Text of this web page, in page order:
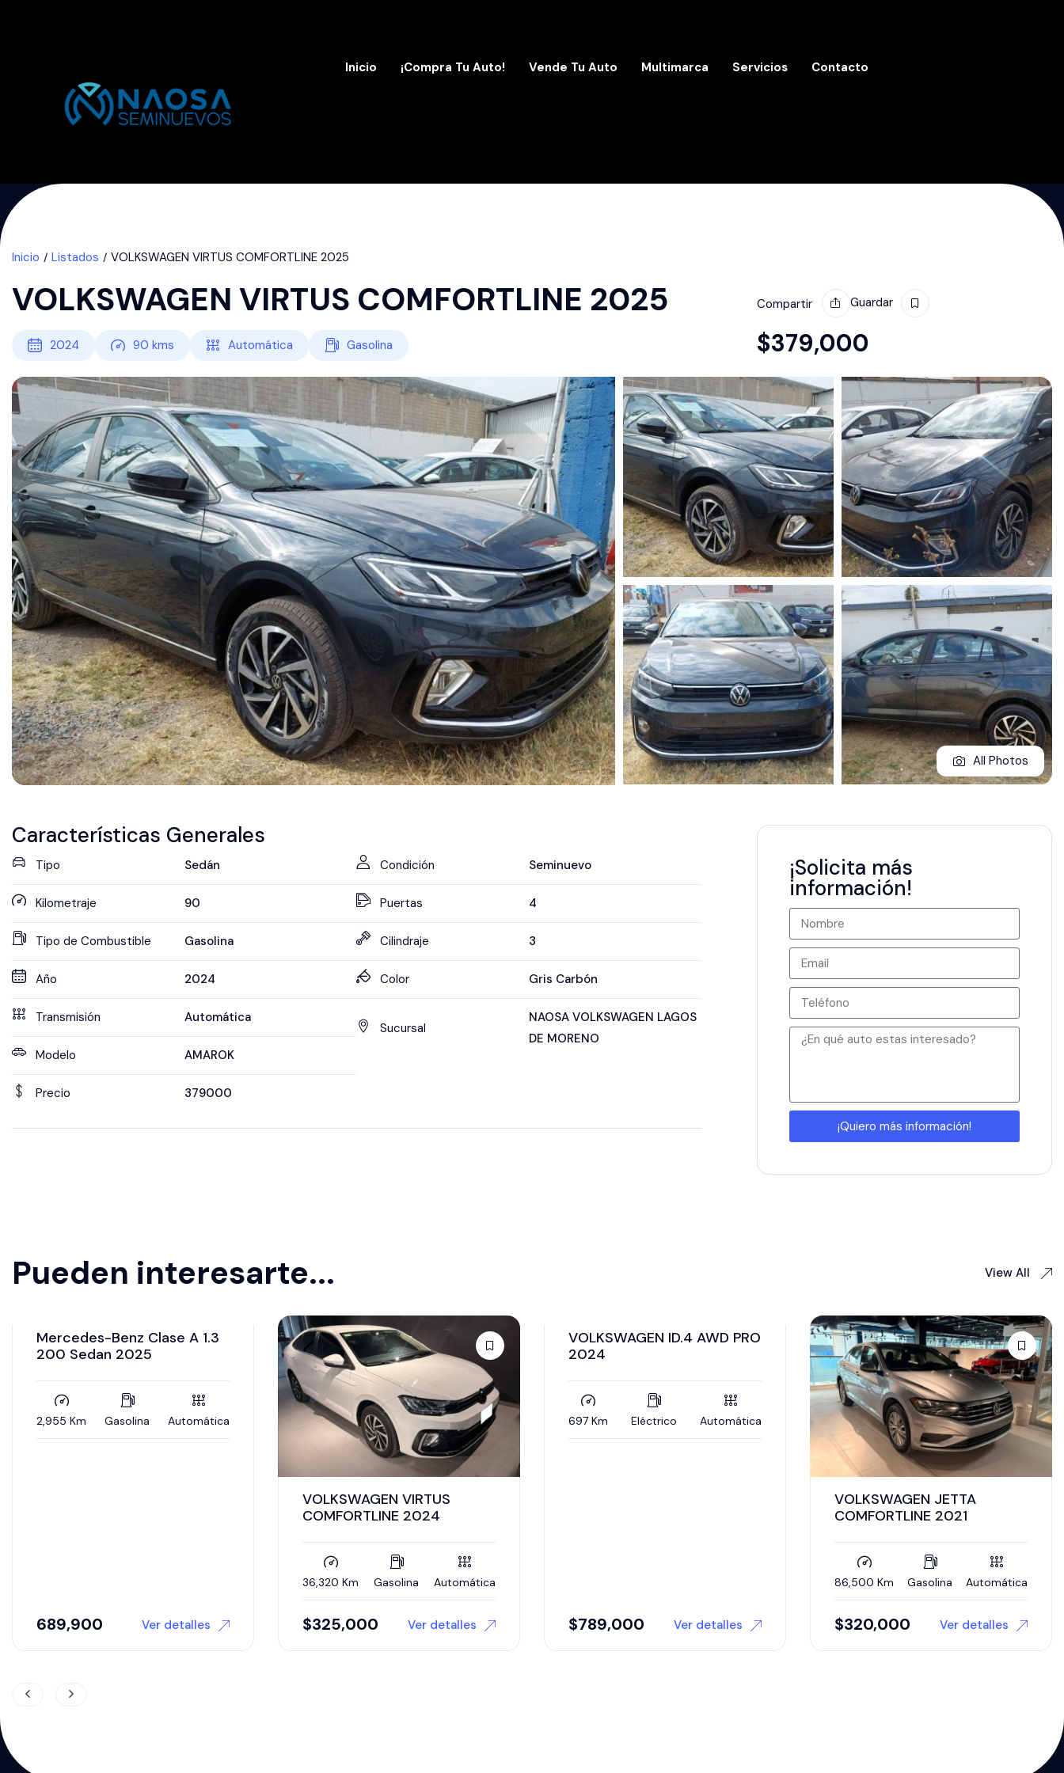
Inicio ¡Compra Tu Auto! Vende Tu Auto Multimarca Servicios Contacto
Inicio Listados VOLKSWAGEN VIRTUS COMFORTLINE 2025
VOLKSWAGEN VIRTUS COMFORTLINE 2025
2024 90 kms Automática Gasolina
Compartir Guardar
$379,000
All Photos
Características Generales
Tipo Sedán
Kilometraje 90
Tipo de Combustible Gasolina
Año 2024
Transmisión Automática
Modelo AMAROK
Precio 379000
Condición Seminuevo
Puertas 4
Cilindraje 3
Color Gris Carbón
Sucursal
NAOSA VOLKSWAGEN LAGOS
DE MORENO
¡Solicita más
información!
¡Quiero más información!
Pueden interesarte... View All
$325,000 Ver detalles
VOLKSWAGEN ID.4 AWD PRO
2024
697 Km Eléctrico Automática
$789,000 Ver detalles $320,000 Ver detalles
VOLKSWAGEN POLO
COMFORTLINE 2026
0 Km Gasolina Automática
$350,000 Ver detalles